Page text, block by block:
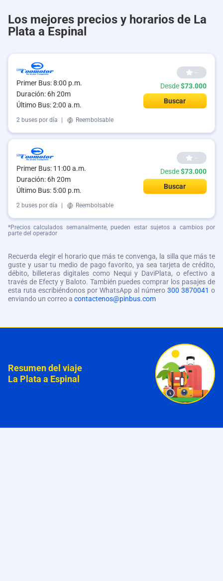
Los mejores precios y horarios de La
Plata a Espinal
Primer Bus: 8:00 p.m.
Duración: 6h 20m
Último Bus: 2:00 a.m.
--
Desde$73.000
Buscar
2 buses por día Reembolsable
Primer Bus: 11:00 a.m.
Duración: 6h 20m
Último Bus: 5:00 p.m.
--
Desde$73.000
Buscar
2 buses por día Reembolsable
*Precios calculados semanalmente, pueden estar sujetos a cambios por
parte del operador
Recuerda elegir el horario que más te convenga, la silla que más te
guste y usar tu medio de pago favorito, ya sea tarjeta de crédito,
débito, billeteras digitales como Nequi y DaviPlata, o efectivo a
través de Efecty y Baloto. También puedes comprar los pasajes de
esta ruta escribiéndonos por WhatsApp al número 300 3870041 o
enviando un correo a contactenos@pinbus.com
Resumen del viaje
La Plata a Espinal